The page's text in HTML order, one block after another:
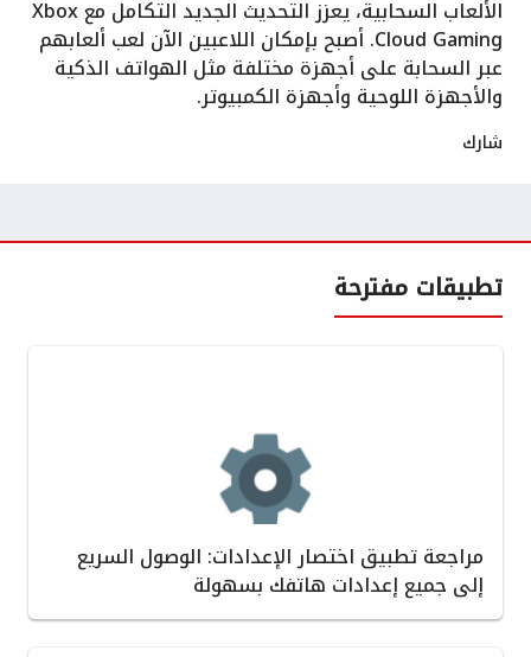
الألعاب السحابية، يعزز التحديث الجديد التكامل مع Xbox
Cloud Gaming. أصبح بإمكان اللاعبين الآن لعب ألعابهم
عبر السحابة على أجهزة مختلفة مثل الهواتف الذكية
والأجهزة اللوحية وأجهزة الكمبيوتر.
شارك
تطبيقات مفترحة
مراجعة تطبيق اختصار الإعدادات: الوصول السريع
إلى جميع إعدادات هاتفك بسهولة